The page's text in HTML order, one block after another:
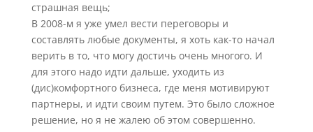
страшная вещь;
В 2008-м я уже умел вести переговоры и
составлять любые документы, я хоть как-то начал
верить в то, что могу достичь очень многого. И
для этого надо идти дальше, уходить из
(дис)комфортного бизнеса, где меня мотивируют
партнеры, и идти своим путем. Это было сложное
решение, но я не жалею об этом совершенно.